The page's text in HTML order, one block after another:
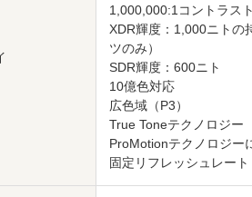
1,000,000:1コントラス
XDR輝度：1,000ニトの
ツのみ）
SDR輝度：600ニト
10億色対応
広色域（P3）
True Toneテクノロジー
ProMotionテクノロジー
固定リフレッシュレー